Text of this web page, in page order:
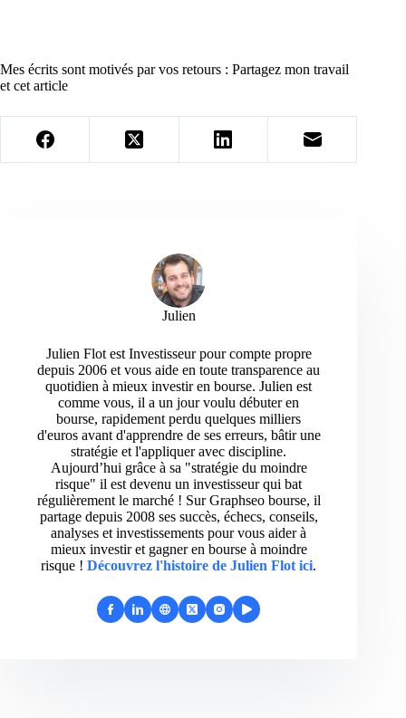
Mes écrits sont motivés par vos retours : Partagez mon travail
et cet article
Julien
Julien Flot est Investisseur pour compte propre
depuis 2006 et vous aide en toute transparence au
quotidien à mieux investir en bourse. Julien est
comme vous, il a un jour voulu débuter en
bourse, rapidement perdu quelques milliers
d'euros avant d'apprendre de ses erreurs, bâtir une
stratégie et l'appliquer avec discipline.
Aujourd’hui grâce à sa "stratégie du moindre
risque" il est devenu un investisseur qui bat
régulièrement le marché ! Sur Graphseo bourse, il
partage depuis 2008 ses succès, échecs, conseils,
analyses et investissements pour vous aider à
mieux investir et gagner en bourse à moindre
risque ! Découvrez l'histoire de Julien Flot ici.